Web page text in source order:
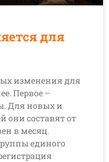
для
изменения для
Первое –
Для новых и
они составят от
в месяц.
единого